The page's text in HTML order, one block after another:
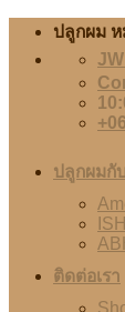
Skip
content
ปลูกผม
ปลูกผมกั
ติดต่อเรา